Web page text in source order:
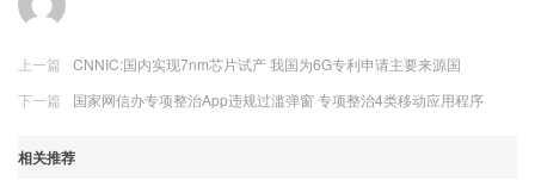
上一篇
CNNIC:国内实现7nm芯片试产 我国为6G专利申请主要来源国
下一篇
国家网信办专项整治App违规过滥弹窗 专项整治4类移动应用程序
相关推荐